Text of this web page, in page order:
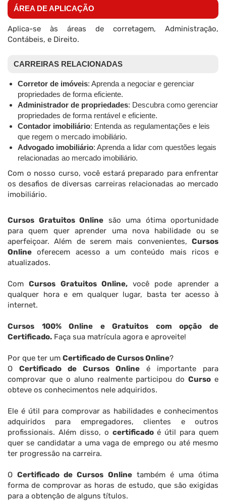
ÁREA DE APLICAÇÃO
Aplica-se às áreas de corretagem, Administração,
Contábeis, e Direito.
CARREIRAS RELACIONADAS
Corretor de imóveis: Aprenda a negociar e gerenciar
propriedades de forma eficiente.
Administrador de propriedades: Descubra como gerenciar
propriedades de forma rentável e eficiente.
Contador imobiliário: Entenda as regulamentações e leis
que regem o mercado imobiliário.
Advogado imobiliário: Aprenda a lidar com questões legais
relacionadas ao mercado imobiliário.
Com o nosso curso, você estará preparado para enfrentar
os desafios de diversas carreiras relacionadas ao mercado
imobiliário.
Cursos Gratuitos Online são uma ótima oportunidade
para quem quer aprender uma nova habilidade ou se
aperfeiçoar. Além de serem mais convenientes, Cursos
Online oferecem acesso a um conteúdo mais ricos e
atualizados.
ComCursos Gratuitos Online,você pode aprender a
qualquer hora e em qualquer lugar, basta ter acesso à
internet.
Cursos 100% Online e Gratuitos com opção de
Certificado. Faça sua matrícula agora e aproveite!
Por que ter um Certificado de Cursos Online?
O Certificado de Cursos Online é importante para
comprovar que o aluno realmente participou doCurso e
obteve os conhecimentos nele adquiridos.
Ele é útil para comprovar as habilidades e conhecimentos
adquiridos para empregadores, clientes e outros
profissionais. Além disso, o certificadoé útil para quem
quer se candidatar a uma vaga de emprego ou até mesmo
ter progressão na carreira.
OCertificado de Cursos Onlinetambém é uma ótima
forma de comprovar as horas de estudo, que são exigidas
para a obtenção de alguns títulos.